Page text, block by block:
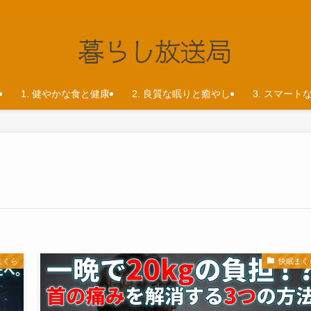
1. 健やかな食と健康 2. 良質な眠りと癒やし 3. スマート
くら 快眠まく